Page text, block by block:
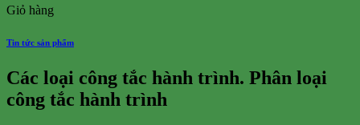
Giỏ hàng
Tin tức sản phẩm
Các loại công tắc hành trình. Phân loại
công tắc hành trình